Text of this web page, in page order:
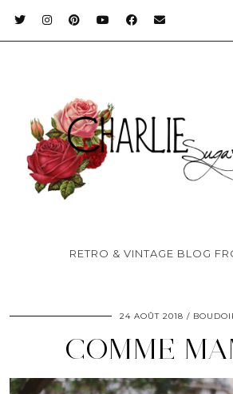
RETRO & VINTAGE BLOG
24 AOÛT 2018
COMME